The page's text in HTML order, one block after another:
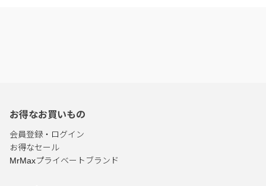
お得なお買いもの
会員登録・ログイン
お得なセール
MrMaxプライベートブランド